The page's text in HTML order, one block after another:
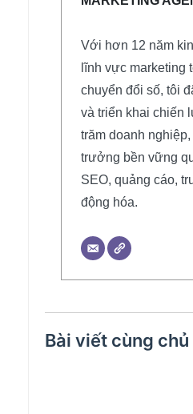
Với hơn 12 năm
lĩnh vực marketing
chuyển đổi số, tôi
và triển khai chiến
trăm doanh
trưởng bền vững
SEO, quảng cáo,
động hóa.
Bài viết cùng chủ